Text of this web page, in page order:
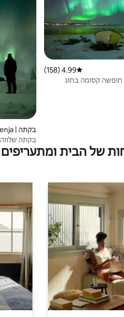
דירוג ממוצע של 4.99 מתוך 5, 158 ביקורות
4.99 (158)
חופשה קסומה בחוג
בקתה | Senja
בקתה
של הבית